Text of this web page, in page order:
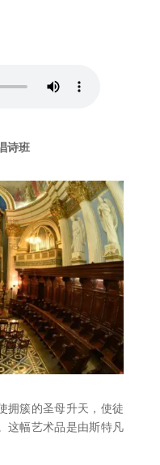
诗班
拥簇的圣母升天，使徒
这幅艺术品是由斯特凡